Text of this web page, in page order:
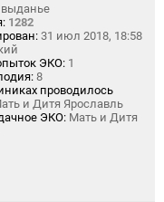
1282
31 июл 2018, 18:58
ЭКО: 1
8
проводилось
и Дитя Ярославль
ЭКО: Мать и Дитя